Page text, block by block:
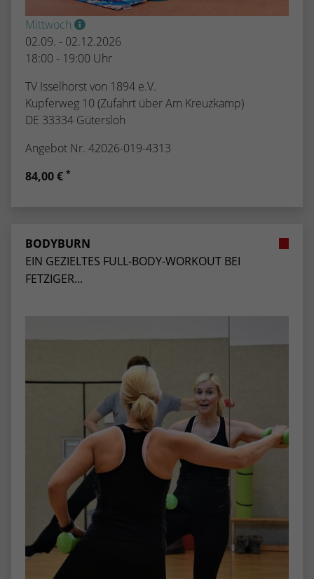
Mittwoch
02.09. - 02.12.2026
18:00 - 19:00 Uhr
TV Isselhorst von 1894 e.V.
Kupferweg 10 (Zufahrt über Am Kreuzkamp)
DE 33334 Gütersloh
Angebot Nr. 42026-019-4313
84,00 € *
BODYBURN
EIN GEZIELTES FULL-BODY-WORKOUT BEI
FETZIGER...